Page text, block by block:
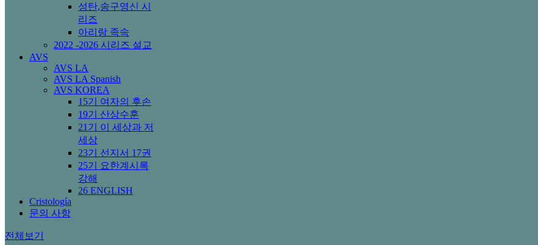
성탄,송구영신 시
리즈
아리랑 족속
2022 -2026 시리즈 설교
AVS
AVS LA
AVS LA Spanish
AVS KOREA
15기 여자의 후손
19기 산상수훈
21기 이 세상과 저
세상
23기 선지서 17권
25기 요한계시록
강해
26 ENGLISH
Cristología
문의 사항
전체보기